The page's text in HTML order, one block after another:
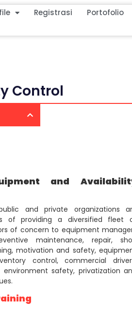
Registrasi Portofolio
Control
and
and private organizations
of providing a diversified fleet
of concern to equipment
maintenance, repair,
motivation and safety,
control, commercial
safety, privatization